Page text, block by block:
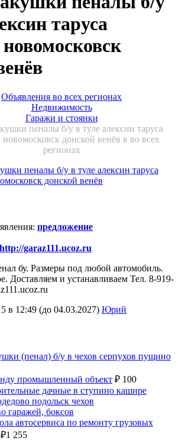
таруса
Объявления во всех регионах
Недвижимость
Гаражи и стоянки
пеналы б/у в туле алексин таруса
новомосковск донской венёв в во всех
регионах
: предложение
http://garaz111.ucoz.ru
бу. Размеры под любой автомобиль.
Доставляем и устанавливаем Тел. 8-919-
в 12:49 (до 04.03.2027) Юрий
(пенал) б/у в чехов серпухов пущино
промышленный объект ₽ 100
дачные в ступино кашире
подольск чехов
гаражей, боксов
автосервиса по ремонту грузовых
₽1 255